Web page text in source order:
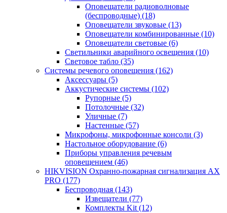
Оповещатели радиоволновые
(беспроводные) (18)
Оповещатели звуковые (13)
Оповещатели комбинированные (10)
Оповещатели световые (6)
Светильники аварийного освещения (10)
Световое табло (35)
Системы речевого оповещения (162)
Аксессуары (5)
Аккустические системы (102)
Рупорные (5)
Потолочные (32)
Уличные (7)
Настенные (57)
Микрофоны, микрофонные консоли (3)
Настольное оборудование (6)
Приборы управления речевым
оповещением (46)
HIKVISION Охранно-пожарная сигнализация AX
PRO (177)
Беспроводная (143)
Извещатели (77)
Комплекты Kit (12)